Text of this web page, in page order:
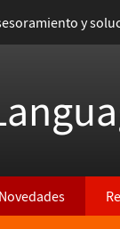
y
Novedades